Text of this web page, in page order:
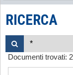
1915-1945 Tra le
1945-1968 Dalla
1968-2022 Dalla
RICERCA
Documenti trovati: